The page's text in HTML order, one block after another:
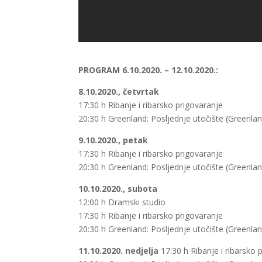
PROGRAM 6.10.2020. – 12.10.2020.:
8.10.2020., četvrtak
17:30 h Ribanje i ribarsko prigovaranje
20:30 h Greenland: Posljednje utočište
9.10.2020., petak
17:30 h Ribanje i ribarsko prigovaranje
20:30 h Greenland: Posljednje utočište
10.10.2020., subota
12:00 h Dramski studio
17:30 h Ribanje i ribarsko prigovaranje
20:30 h Greenland: Posljednje utočište
11.10.2020. nedjelja 17:30 h Ribanje i ribarsko